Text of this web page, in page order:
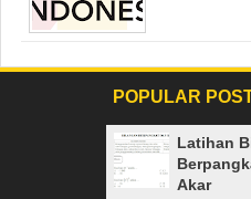
POPULAR
Latihan
Akar